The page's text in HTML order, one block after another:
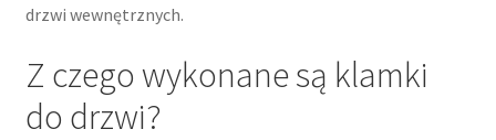
drzwi wewnętrznych.
Z czego wykonane są klamki
do drzwi?